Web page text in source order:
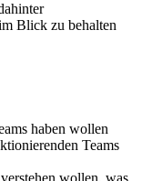
Blick zu behalten
haben wollen
Teams
wollen, was